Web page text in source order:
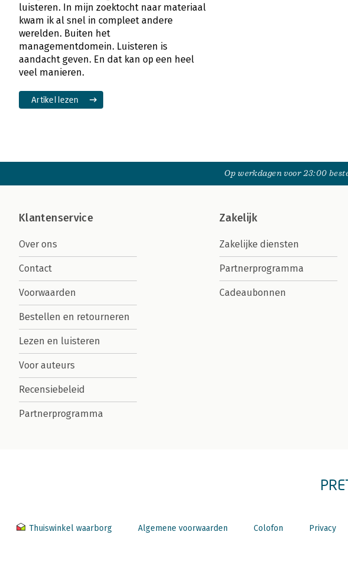
luisteren. In mijn zoektocht naar materiaal
kwam ik al snel in compleet andere
werelden. Buiten het
managementdomein. Luisteren is
aandacht geven. En dat kan op een heel
veel manieren.
Artikel lezen
Op werkdagen voor 23:00
Klantenservice
Over ons
Contact
Voorwaarden
Bestellen en retourneren
Lezen en luisteren
Voor auteurs
Recensiebeleid
Partnerprogramma
Zakelijk
Zakelijke diensten
Partnerprogramma
Cadeaubonnen
Thuiswinkel waarborg Algemene voorwaarden Colofon Privacy